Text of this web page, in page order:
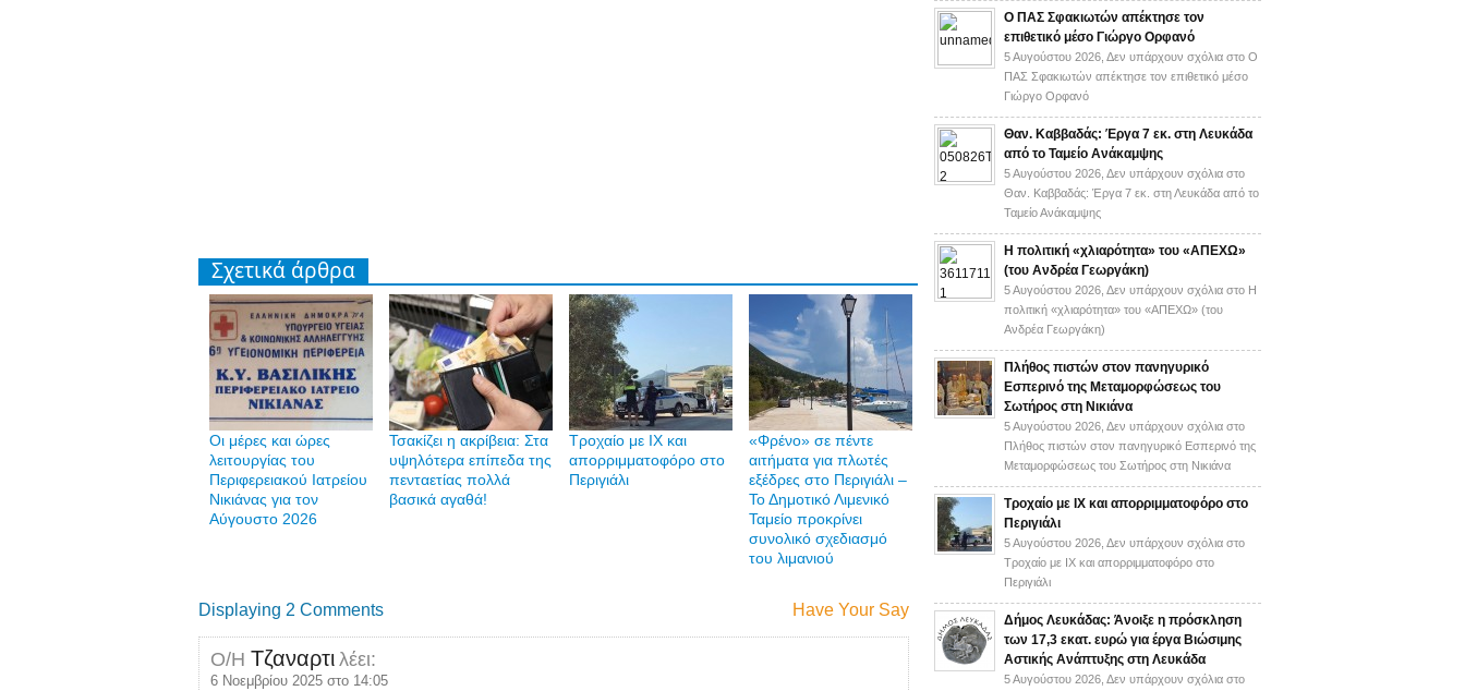
Σχετικά άρθρα
Οι μέρες και ώρες
λειτουργίας του
Περιφερειακού Ιατρείου
Νικιάνας για τον
Αύγουστο 2026
Τσακίζει η ακρίβεια: Στα
υψηλότερα επίπεδα της
πενταετίας πολλά
βασικά αγαθά!
Τροχαίο με ΙΧ και
απορριμματοφόρο στο
Περιγιάλι
«Φρένο» σε πέντε
αιτήματα για πλωτές
εξέδρες στο Περιγιάλι –
Το Δημοτικό Λιμενικό
Ταμείο προκρίνει
συνολικό σχεδιασμό
του λιμανιού
Displaying 2 Comments Have Your Say
Ο/Η Τζαναρτι λέει:
6 Νοεμβρίου 2025 στο 14:05
Ο ΠΑΣ Σφακιωτών απέκτησε τον
επιθετικό μέσο Γιώργο Ορφανό
5 Αυγούστου 2026, Δεν υπάρχουν σχόλια στο Ο
ΠΑΣ Σφακιωτών απέκτησε τον επιθετικό μέσο
Γιώργο Ορφανό
Θαν. Καββαδάς: Έργα 7 εκ. στη Λευκάδα
από το Ταμείο Ανάκαμψης
5 Αυγούστου 2026, Δεν υπάρχουν σχόλια στο
Θαν. Καββαδάς: Έργα 7 εκ. στη Λευκάδα από το
Ταμείο Ανάκαμψης
H πολιτική «χλιαρότητα» του «AΠΕΧΩ»
(του Ανδρέα Γεωργάκη)
5 Αυγούστου 2026, Δεν υπάρχουν σχόλια στο H
πολιτική «χλιαρότητα» του «AΠΕΧΩ» (του
Ανδρέα Γεωργάκη)
Πλήθος πιστών στον πανηγυρικό
Εσπερινό της Μεταμορφώσεως του
Σωτήρος στη Νικιάνα
5 Αυγούστου 2026, Δεν υπάρχουν σχόλια στο
Πλήθος πιστών στον πανηγυρικό Εσπερινό της
Μεταμορφώσεως του Σωτήρος στη Νικιάνα
Τροχαίο με ΙΧ και απορριμματοφόρο στο
Περιγιάλι
5 Αυγούστου 2026, Δεν υπάρχουν σχόλια στο
Τροχαίο με ΙΧ και απορριμματοφόρο στο
Περιγιάλι
Δήμος Λευκάδας: Άνοιξε η πρόσκληση
των 17,3 εκατ. ευρώ για έργα Βιώσιμης
Αστικής Ανάπτυξης στη Λευκάδα
5 Αυγούστου 2026, Δεν υπάρχουν σχόλια στο